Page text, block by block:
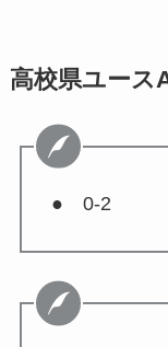
高校県ユース
● 0-2